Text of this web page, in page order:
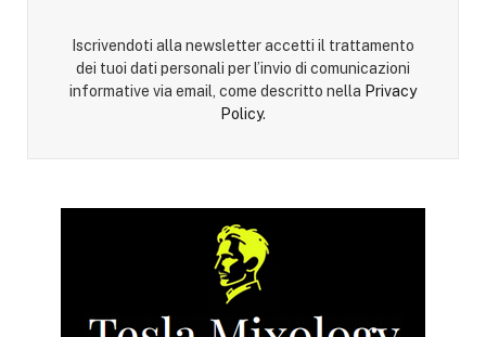
Iscrivendoti alla newsletter accetti il trattamento
dei tuoi dati personali per l’invio di comunicazioni
informative via email, come descritto nella Privacy
Policy.